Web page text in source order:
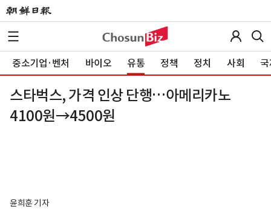
중소기업·벤처 바이오 유통 정책 정치 사회
스타벅스, 가격 인상 단행…아메리카노
4100원→4500원
윤희훈 기자